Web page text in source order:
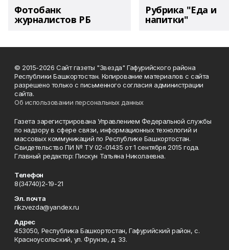
Фотобанк
журналистов РБ
Рубрика "Еда и
напитки"
© 2015-2026 Сайт газеты "Звезда" Гафурийского района
Республики Башкортостан. Копирование материалов с сайта
разрешено только с письменного согласия администрации
сайта.
Об использовании персональных данных
Газета зарегистрирована Управлением Федеральной службы
по надзору в сфере связи, информационных технологий и
массовых коммуникаций по Республике Башкортостан.
Свидетельство ПИ № ТУ 02-01435 от 1 сентября 2015 года.
Главный редактор: Пискун Татьяна Николаевна.
Телефон
8(34740)2-19-21
Эл. почта
rikzvezda@yandex.ru
Адрес
453050, Республика Башкортостан, Гафурийский район, с.
Красноусольский, ул. Фрунзе, д. 33.